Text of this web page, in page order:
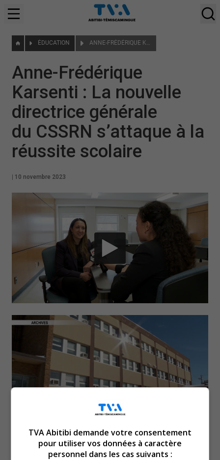
ÉDUCATION ANNE-FRÉDÉRIQUE KARSENTI : LA NOUVELLE DIRECTRICE GÉNÉRALE DU CSSRN S’ATTAQUE À LA RÉUSSITE SCOLAIRE
Anne-Frédérique
Karsenti : La nouvelle
directrice générale
du CSSRN s’attaque à la
réussite scolaire
10 novembre 2023
C’était la première semaine
TVA Abitibi demande votre consentement
pour utiliser vos données à caractère
personnel dans les cas suivants :